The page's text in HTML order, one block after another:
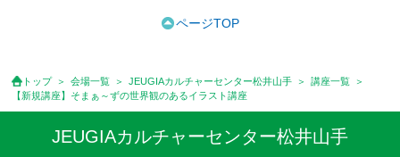
ております。また一部の講座では別途傷害保険料も含まれており
●資格認定講座の試験料・認定料などは別途要しますのでお問い合
せください。
●講座は、月4回(週1回),月3回,2回,1回,臨時講座いろいろあります
のでご確認ください。
ページTOP
トップ 会場一覧 JEUGIAカルチャーセンター松井山手
講座一覧
【新規講座】そまぁ～ずの世界観のあるイラスト講座
JEUGIAカルチャーセンター松井山手